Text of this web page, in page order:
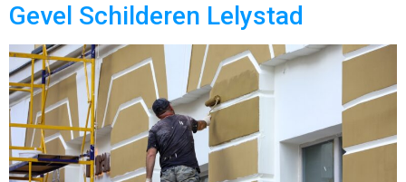
Gevel Schilderen Lelystad